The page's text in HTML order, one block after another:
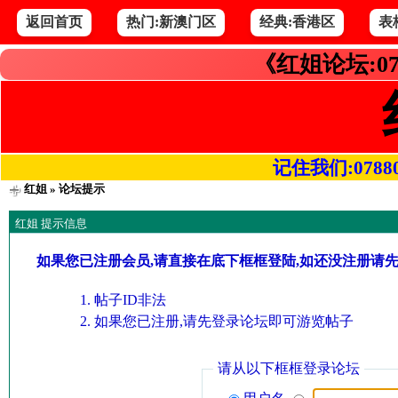
返回首页 热门:新澳门区 经典:香港区 表
《红姐论坛
记住我们
红姐» 论坛提示
红姐 提示信息
如果您已注册会员,请直接在底下框框登陆,如还没注册请
帖子ID非法
如果您已注册,请先登录论坛即可游览帖子
请从以下框框登录论坛